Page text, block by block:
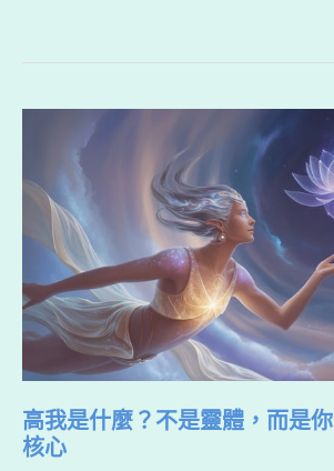
b
o
o
k
d
s
a
t
的
人
高我是什麼？不是靈體，而是
核心
是
麼？
不
是
而
是